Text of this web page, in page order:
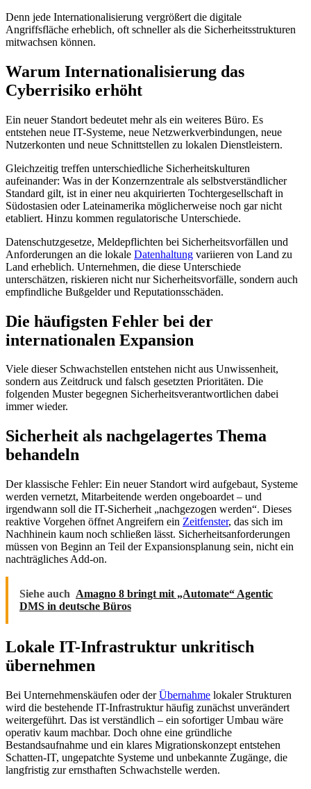
Denn jede Internationalisierung vergrößert die digitale
Angriffsfläche erheblich, oft schneller als die Sicherheitsstrukturen
mitwachsen können.
Warum Internationalisierung das
Cyberrisiko erhöht
Ein neuer Standort bedeutet mehr als ein weiteres Büro. Es
entstehen neue IT-Systeme, neue Netzwerkverbindungen, neue
Nutzerkonten und neue Schnittstellen zu lokalen Dienstleistern.
Gleichzeitig treffen unterschiedliche Sicherheitskulturen
aufeinander: Was in der Konzernzentrale als selbstverständlicher
Standard gilt, ist in einer neu akquirierten Tochtergesellschaft in
Südostasien oder Lateinamerika möglicherweise noch gar nicht
etabliert. Hinzu kommen regulatorische Unterschiede.
Datenschutzgesetze, Meldepflichten bei Sicherheitsvorfällen und
Anforderungen an die lokale Datenhaltung variieren von Land zu
Land erheblich. Unternehmen, die diese Unterschiede
unterschätzen, riskieren nicht nur Sicherheitsvorfälle, sondern auch
empfindliche Bußgelder und Reputationsschäden.
Die häufigsten Fehler bei der
internationalen Expansion
Viele dieser Schwachstellen entstehen nicht aus Unwissenheit,
sondern aus Zeitdruck und falsch gesetzten Prioritäten. Die
folgenden Muster begegnen Sicherheitsverantwortlichen dabei
immer wieder.
Sicherheit als nachgelagertes Thema
behandeln
Der klassische Fehler: Ein neuer Standort wird aufgebaut, Systeme
werden vernetzt, Mitarbeitende werden ongeboardet – und
irgendwann soll die IT-Sicherheit „nachgezogen werden“. Dieses
reaktive Vorgehen öffnet Angreifern ein Zeitfenster, das sich im
Nachhinein kaum noch schließen lässt. Sicherheitsanforderungen
müssen von Beginn an Teil der Expansionsplanung sein, nicht ein
nachträgliches Add-on.
Siehe auch Amagno 8 bringt mit „Automate“ Agentic
DMS in deutsche Büros
Lokale IT-Infrastruktur unkritisch
übernehmen
Bei Unternehmenskäufen oder derÜbernahme lokaler Strukturen
wird die bestehende IT-Infrastruktur häufig zunächst unverändert
weitergeführt. Das ist verständlich – ein sofortiger Umbau wäre
operativ kaum machbar. Doch ohne eine gründliche
Bestandsaufnahme und ein klares Migrationskonzept entstehen
Schatten-IT, ungepatchte Systeme und unbekannte Zugänge, die
langfristig zur ernsthaften Schwachstelle werden.